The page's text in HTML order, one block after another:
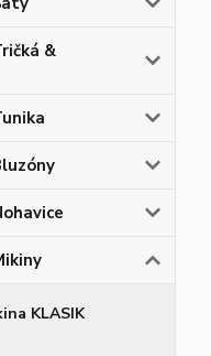
&
KLASIK